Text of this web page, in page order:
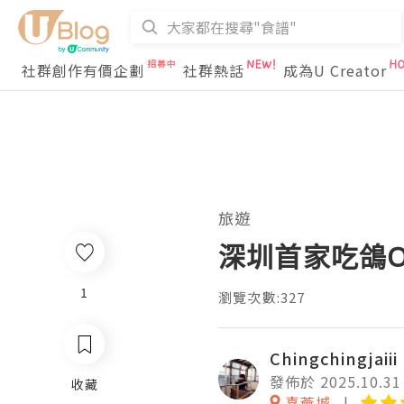
社群創作有價企劃 社群熱話 成為U Creator
1
收藏
旅遊
深圳首家吃鴿
瀏覽次數:327
Chingchingjaiii
發佈於 2025.10.31